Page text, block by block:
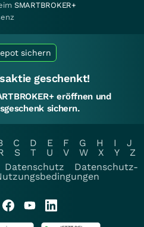
SMARTBROKER+
sichern
geschenkt!
eröffnen und
sichern.
C D E F G H I
J
S T U V W X Y
Z
Datenschutz
Datenschutz-